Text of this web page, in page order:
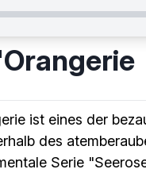
ist eines der
des
Serie